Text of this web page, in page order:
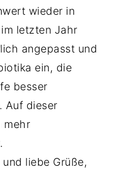
wieder in
letzten Jahr
angepasst und
ein, die
besser
Auf dieser
mehr
liebe Grüße,